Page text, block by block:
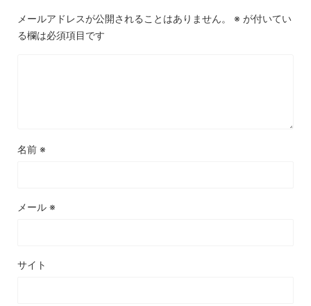
メールアドレスが公開されることはありません。 ※ が付いてい
る欄は必須項目です
名前 ※
メール ※
サイト